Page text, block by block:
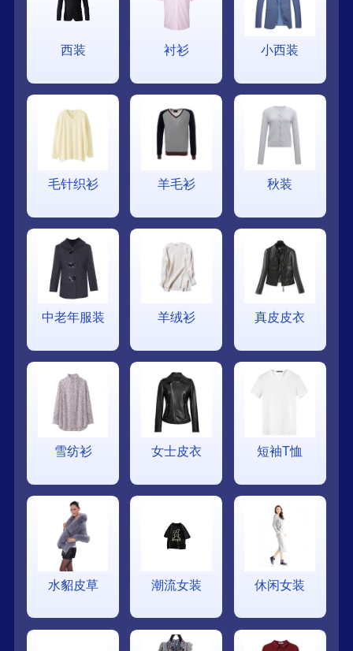
西装 衬衫 小西装
毛针织衫 羊毛衫 秋装
中老年服装 羊绒衫 真皮皮衣
雪纺衫 女士皮衣 短袖T恤
水貂皮草 潮流女装 休闲女装